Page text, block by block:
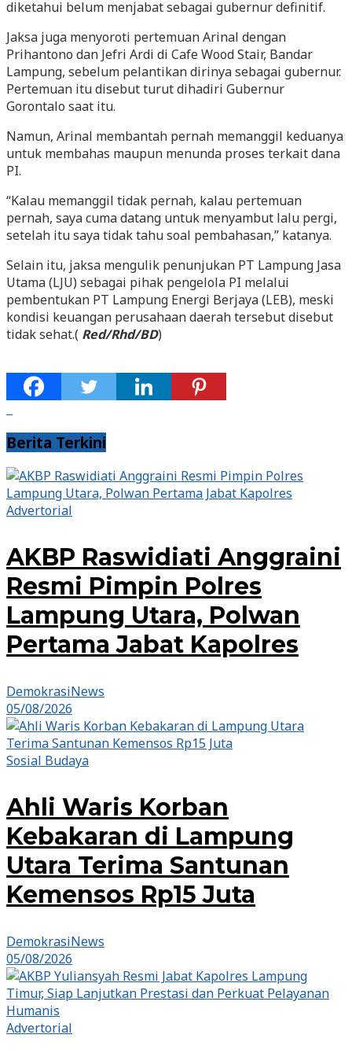
diketahui belum menjabat sebagai gubernur definitif.
Jaksa juga menyoroti pertemuan Arinal dengan
Prihantono dan Jefri Ardi di Cafe Wood Stair, Bandar
Lampung, sebelum pelantikan dirinya sebagai gubernur.
Pertemuan itu disebut turut dihadiri Gubernur
Gorontalo saat itu.
Namun, Arinal membantah pernah memanggil keduanya
untuk membahas maupun menunda proses terkait dana
PI.
“Kalau memanggil tidak pernah, kalau pertemuan
pernah, saya cuma datang untuk menyambut lalu pergi,
setelah itu saya tidak tahu soal pembahasan,” katanya.
Selain itu, jaksa mengulik penunjukan PT Lampung Jasa
Utama (LJU) sebagai pihak pengelola PI melalui
pembentukan PT Lampung Energi Berjaya (LEB), meski
kondisi keuangan perusahaan daerah tersebut disebut
tidak sehat.( Red/Rhd/BD)
Berita Terkini
Advertorial
AKBP Raswidiati Anggraini
Resmi Pimpin Polres
Lampung Utara, Polwan
Pertama Jabat Kapolres
DemokrasiNews
05/08/2026
Sosial Budaya
Ahli Waris Korban
Kebakaran di Lampung
Utara Terima Santunan
Kemensos Rp15 Juta
DemokrasiNews
05/08/2026
Advertorial